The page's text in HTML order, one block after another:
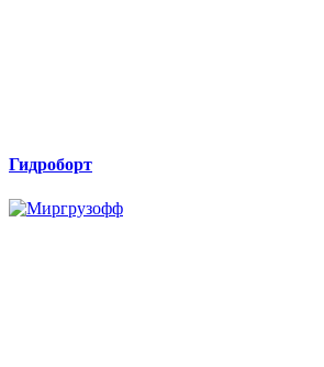
Гидроборт